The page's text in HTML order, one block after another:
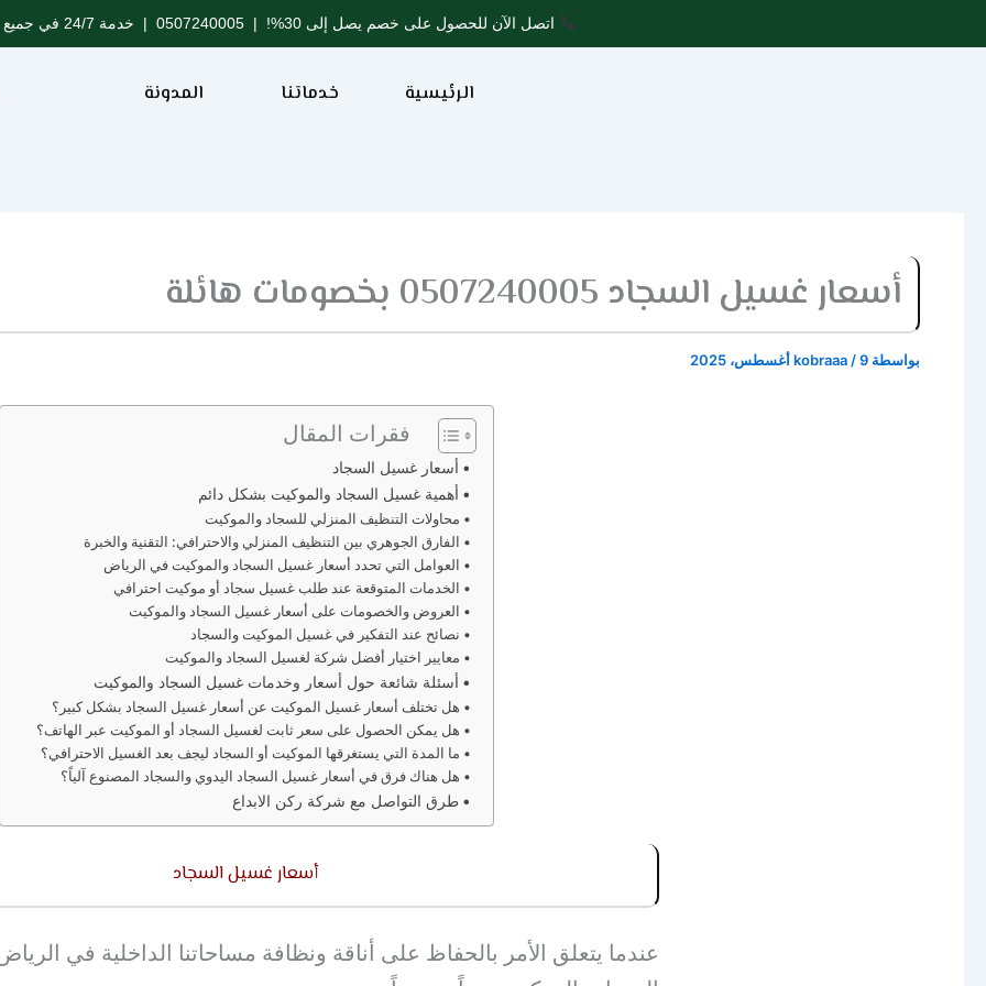
إلى
اتصل الآن للحصول على خصم يصل إلى 30%! | 0507240005 | خدمة 24/7 في جميع مدن المملكة
الرئيسية خدماتنا المدونة
أسعار غسيل السجاد 0507240005 بخصومات هائلة
بواسطة kobraaa /9 أغسطس، 2025
فقرات المقال
أسعار غسيل السجاد
أهمية غسيل السجاد والموكيت بشكل دائم
محاولات التنظيف المنزلي للسجاد والموكيت
الفارق الجوهري بين التنظيف المنزلي والاحترافي: التقنية والخبرة
العوامل التي تحدد أسعار غسيل السجاد والموكيت في الرياض
الخدمات المتوقعة عند طلب غسيل سجاد أو موكيت احترافي
العروض والخصومات على أسعار غسيل السجاد والموكيت
نصائح عند التفكير في غسيل الموكيت والسجاد
معايير اختيار أفضل شركة لغسيل السجاد والموكيت
أسئلة شائعة حول أسعار وخدمات غسيل السجاد والموكيت
هل تختلف أسعار غسيل الموكيت عن أسعار غسيل السجاد بشكل كبير؟
هل يمكن الحصول على سعر ثابت لغسيل السجاد أو الموكيت عبر الهاتف؟
ما المدة التي يستغرقها الموكيت أو السجاد ليجف بعد الغسيل الاحترافي؟
هل هناك فرق في أسعار غسيل السجاد اليدوي والسجاد المصنوع آلياً؟
طرق التواصل مع شركة ركن الابداع
أسعار غسيل السجاد
عندما يتعلق الأمر بالحفاظ على أناقة ونظافة مساحاتنا الداخلية في